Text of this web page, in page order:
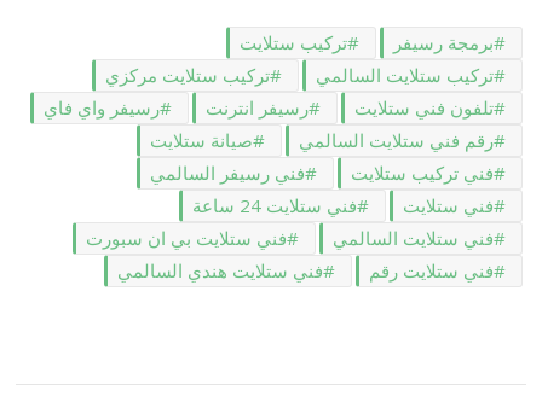
برمجة رسيفر
تركيب ستلايت
تركيب ستلايت السالمي
تركيب ستلايت مركزي
تلفون فني ستلايت
رسيفر انترنت
رسيفر واي فاي
رقم فني ستلايت السالمي
صيانة ستلايت
فني تركيب ستلايت
فني رسيفر السالمي
فني ستلايت
فني ستلايت 24 ساعة
فني ستلايت السالمي
فني ستلايت بي ان سبورت
فني ستلايت رقم
فني ستلايت هندي السالمي